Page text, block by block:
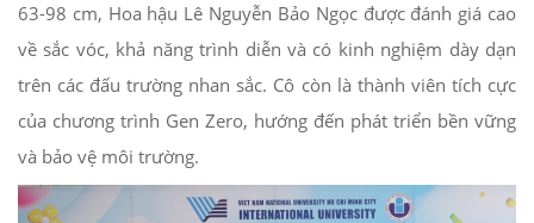
63-98 cm, Hoa hậu Lê Nguyễn Bảo Ngọc được đánh giá cao
về sắc vóc, khả năng trình diễn và có kinh nghiệm dày dạn
trên các đấu trường nhan sắc. Cô còn là thành viên tích cực
của chương trình Gen Zero, hướng đến phát triển bền vững
và bảo vệ môi trường.